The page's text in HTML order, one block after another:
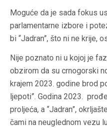
Moguće da je sada fokus
parlamentarne izbore i
bi “Jadran”, što ni ne krije,
Nije poznato ni u kojoj je
obzirom da su crnogorski
krajem 2023. godine brod
ljepoti”. Godina 2023.
proljeća, a “Jadran”,
čami na neuglednom vezu